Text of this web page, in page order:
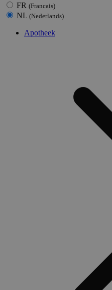
FR (Francais)
NL (Nederlands)
Apotheek